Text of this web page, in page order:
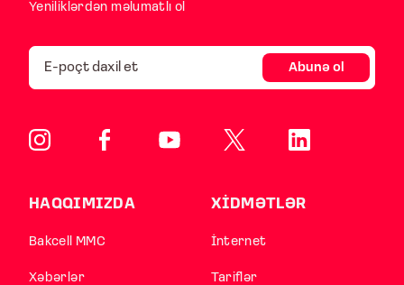
Yeniliklərdən məlumatlı ol
Abunə ol
HAQQIMIZDA
Bakcell MMC
Xəbərlər
XİDMƏTLƏR
İnternet
Tariflər